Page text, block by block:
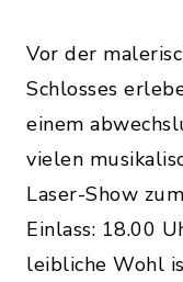
Vor der
Schlosses
einem
vielen
Laser-Show
Einlass: 18.00
leibliche Wohl